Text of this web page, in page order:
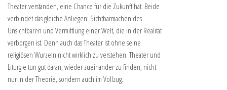
Theater verstanden, eine Chance für die Zukunft hat. Beide
verbindet das gleiche Anliegen: Sichtbarmachen des
Unsichtbaren und Vermittlung einer Welt, die in der Realität
verborgen ist. Denn auch das Theater ist ohne seine
religiösen Wurzeln nicht wirklich zu verstehen. Theater und
Liturgie tun gut daran, wieder zueinander zu finden, nicht
nur in der Theorie, sondern auch im Vollzug.